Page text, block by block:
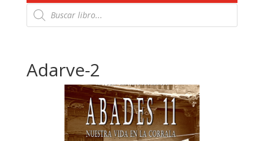
Búsqueda
de
productos
Adarve-2